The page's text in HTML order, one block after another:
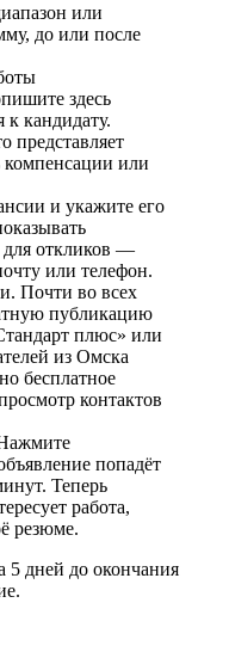
или
до или после
здесь
к кандидату.
представляет
компенсации или
и укажите его
для откликов —
или телефон.
Почти во всех
публикацию
плюс» или
из Омска
бесплатное
контактов
попадёт
Теперь
работа,
резюме.
дней до окончания